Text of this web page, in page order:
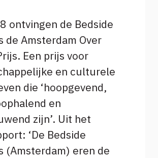
ontvingen de Bedside
de Amsterdam Over
Een prijs voor
en culturele
die ‘hoopgevend,
en
zijn’. Uit het
‘De Bedside
(Amsterdam) eren de